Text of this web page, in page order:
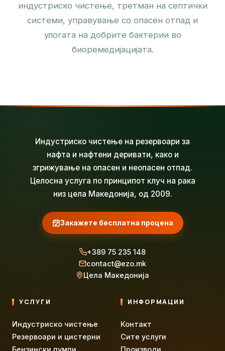
индустриско чистење, третман на септички
системи, управување со опасен отпад и
улогата на добрите бактерии во
биоремедијацијата.
Индустриско чистење на резервоари за
нафта и нафтени деривати, како и
згрижување на опасен и неопасен отпад.
Целосна услуга по принципот клуч на рака
низ цела Македонија, од 2009.
Закажете бесплатна процена
+389 75 235 148
contact@ezo.mk
Цела Македонија
УСЛУГИ
Индустриско чистење
Резервоари и цистерни
Бензински пумпи
ИНФОРМАЦИИ
Контакт
Сите услуги
Производи